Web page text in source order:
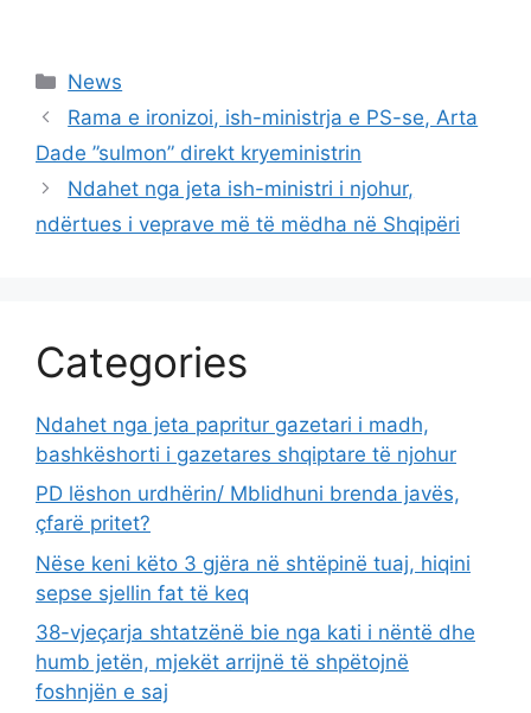
Categories
News
Rama e ironizoi, ish-ministrja e PS-se, Arta
Dade ”sulmon” direkt kryeministrin
Ndahet nga jeta ish-ministri i njohur,
ndërtues i veprave më të mëdha në Shqipëri
Categories
Ndahet nga jeta papritur gazetari i madh,
bashkëshorti i gazetares shqiptare të njohur
PD lëshon urdhërin/ Mblidhuni brenda javës,
çfarë pritet?
Nëse keni këto 3 gjëra në shtëpinë tuaj, hiqini
sepse sjellin fat të keq
38-vjeçarja shtatzënë bie nga kati i nëntë dhe
humb jetën, mjekët arrijnë të shpëtojnë
foshnjën e saj